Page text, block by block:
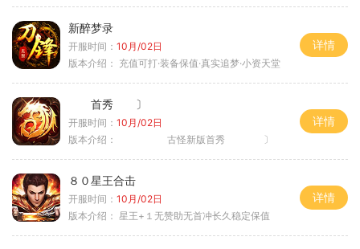
新醉梦录
开服时间： 10月/02日
版本介绍： 充值可打·装备保值·真实追梦·小资天堂
详情
首秀 〕
开服时间： 10月/02日
版本介绍：
古怪新版首秀 〕
详情
８０星王合击
开服时间： 10月/02日
版本介绍： 星王+１无赞助无首冲长久稳定保值
详情